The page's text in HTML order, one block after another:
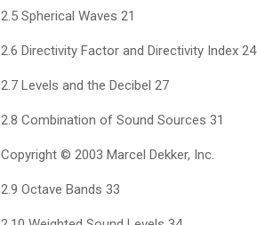
2.5 Spherical Waves 21
2.6 Directivity Factor and Directivity Index 24
2.7 Levels and the Decibel 27
2.8 Combination of Sound Sources 31
Copyright © 2003 Marcel Dekker, Inc.
2.9 Octave Bands 33